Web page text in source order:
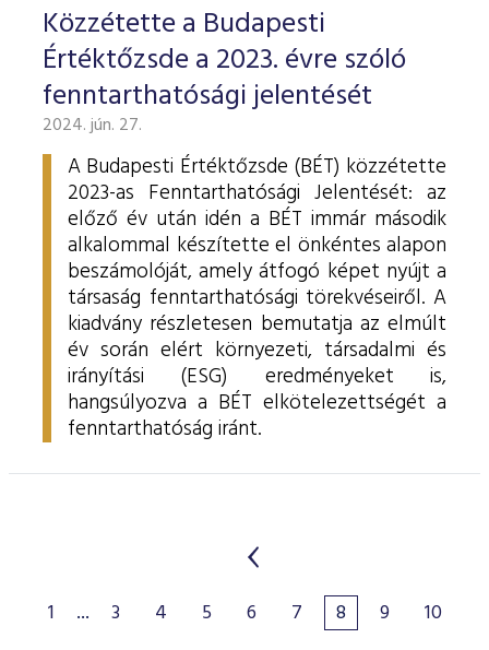
Közzétette a Budapesti
Értéktőzsde a 2023. évre szóló
fenntarthatósági jelentését
2024. jún. 27.
A Budapesti Értéktőzsde (BÉT) közzétette
2023-as Fenntarthatósági Jelentését: az
előző év után idén a BÉT immár második
alkalommal készítette el önkéntes alapon
beszámolóját, amely átfogó képet nyújt a
társaság fenntarthatósági törekvéseiről. A
kiadvány részletesen bemutatja az elmúlt
év során elért környezeti, társadalmi és
irányítási (ESG) eredményeket is,
hangsúlyozva a BÉT elkötelezettségét a
fenntarthatóság iránt.
1 ... 3 4 5 6 7 8 9
10